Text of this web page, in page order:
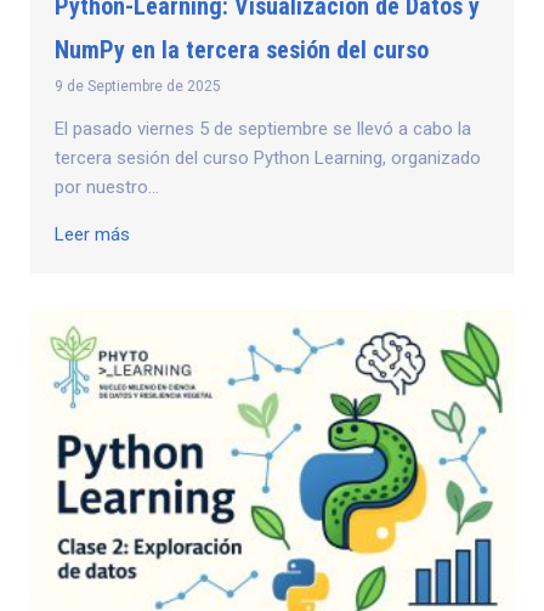
NumPy en la tercera sesión del curso
9 de Septiembre de 2025
El pasado viernes 5 de septiembre se llevó a cabo la
tercera sesión del curso Python Learning, organizado
por nuestro...
Leer más